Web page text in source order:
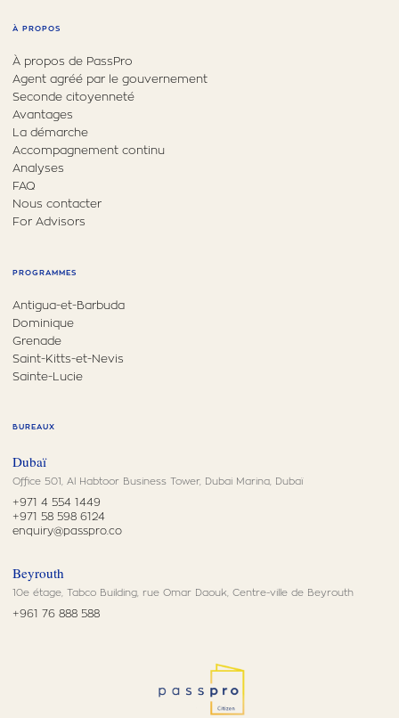
À PROPOS
À propos de PassPro
Agent agréé par le gouvernement
Seconde citoyenneté
Avantages
La démarche
Accompagnement continu
Analyses
FAQ
Nous contacter
For Advisors
PROGRAMMES
Antigua-et-Barbuda
Dominique
Grenade
Saint-Kitts-et-Nevis
Sainte-Lucie
BUREAUX
Dubaï
Office 501, Al Habtoor Business Tower, Dubai Marina, Dubaï
+971 4 554 1449
+971 58 598 6124
enquiry@passpro.co
Beyrouth
10e étage, Tabco Building, rue Omar Daouk, Centre-ville de Beyrouth
+961 76 888 588